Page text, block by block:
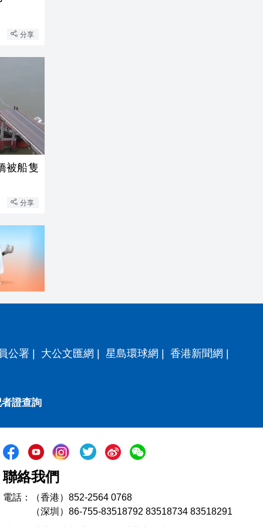
分享
被船隻
分享
公署 大公文匯網 星島環球網 香港新聞網
證查詢
聯絡我們
電話：（香港）852-2564 0768
（深圳）86-755-83518792 83518734 83518291